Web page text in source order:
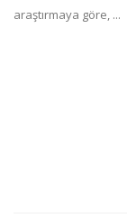
araştırmaya göre, ...